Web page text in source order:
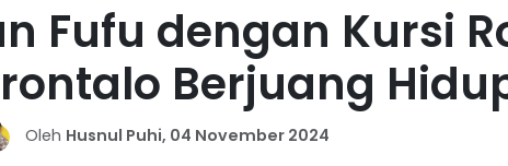
Fufu dengan Kursi
Berjuang
Oleh Husnul Puhi, 04 November 2024